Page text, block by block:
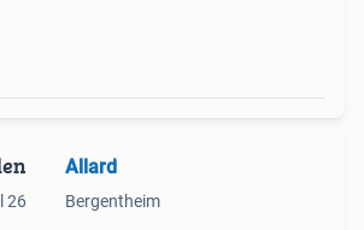
26
Allard
Bergentheim